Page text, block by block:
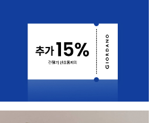
사용으로 기능적인 안정성 역시 갖추었습니다.
이트 컬러, 샌드, 딥한 컬러감의 다크 모카까지
넓혔습니다.